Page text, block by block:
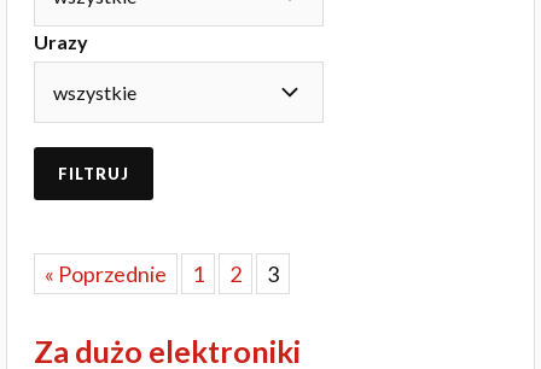
Urazy
FILTRUJ
« Poprzednie 1 2 3
Za dużo elektroniki